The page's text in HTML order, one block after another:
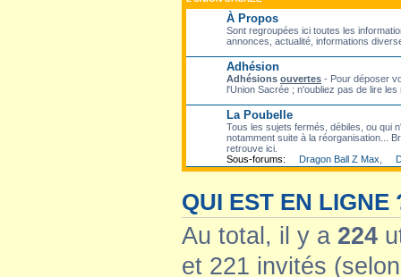
À Propos
Sont regroupées ici toutes les
annonces, actualité, informations
Adhésion
Adhésions ouvertes - Pour déposer
l'Union Sacrée ; n'oubliez pas de lire
La Poubelle
Tous les sujets fermés, débiles, ou qui
notamment suite à la réorganisation...
retrouve ici.
Sous-forums:
Dragon Ball Z Max
QUI EST EN LIGNE
Au total, il y a 224
et 221 invités